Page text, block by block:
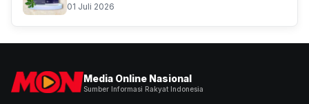
01 Juli 2026
Media Online Nasional
Sumber Informasi Rakyat Indonesia